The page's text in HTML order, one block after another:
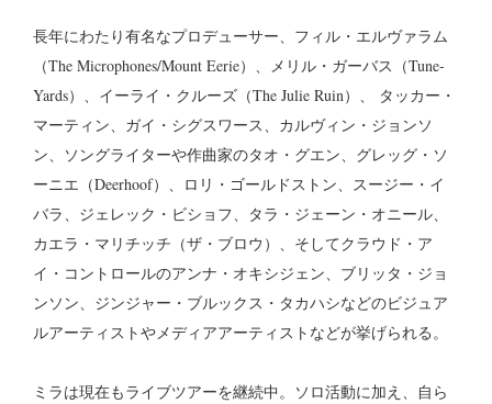
長年にわたり有名なプロデューサー、フィル・エルヴァラム
（The Microphones/Mount Eerie）、メリル・ガーバス（Tune-
Yards）、イーライ・クルーズ（The Julie Ruin）、 タッカー・
マーティン、ガイ・シグスワース、カルヴィン・ジョンソ
ン、ソングライターや作曲家のタオ・グエン、グレッグ・ソ
ーニエ（Deerhoof）、ロリ・ゴールドストン、スージー・イ
バラ、ジェレック・ビショフ、タラ・ジェーン・オニール、
カエラ・マリチッチ（ザ・ブロウ）、そしてクラウド・ア
イ・コントロールのアンナ・オキシジェン、ブリッタ・ジョ
ンソン、ジンジャー・ブルックス・タカハシなどのビジュア
ルアーティストやメディアアーティストなどが挙げられる。
ミラは現在もライブツアーを継続中。ソロ活動に加え、自ら